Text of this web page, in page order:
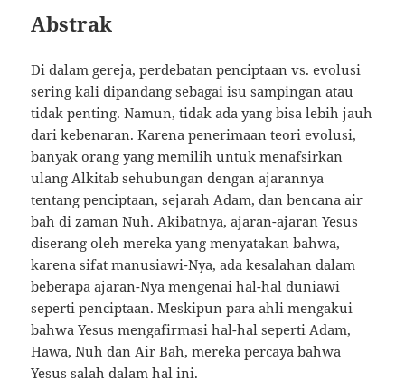
Abstrak
Di dalam gereja, perdebatan penciptaan vs. evolusi
sering kali dipandang sebagai isu sampingan atau
tidak penting. Namun, tidak ada yang bisa lebih jauh
dari kebenaran. Karena penerimaan teori evolusi,
banyak orang yang memilih untuk menafsirkan
ulang Alkitab sehubungan dengan ajarannya
tentang penciptaan, sejarah Adam, dan bencana air
bah di zaman Nuh. Akibatnya, ajaran-ajaran Yesus
diserang oleh mereka yang menyatakan bahwa,
karena sifat manusiawi-Nya, ada kesalahan dalam
beberapa ajaran-Nya mengenai hal-hal duniawi
seperti penciptaan. Meskipun para ahli mengakui
bahwa Yesus mengafirmasi hal-hal seperti Adam,
Hawa, Nuh dan Air Bah, mereka percaya bahwa
Yesus salah dalam hal ini.